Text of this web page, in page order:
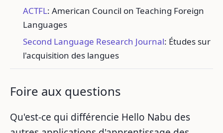
ACTFL: American Council on Teaching Foreign
Languages
Second Language Research Journal: Études sur
l'acquisition des langues
Foire aux questions
Qu'est-ce qui différencie Hello Nabu des